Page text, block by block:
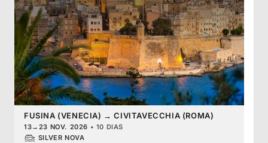
FUSINA (VENECIA) → CIVITAVECCHIA (ROMA)
13→ 23 NOV. 2026 • 10 DIAS
SILVER NOVA